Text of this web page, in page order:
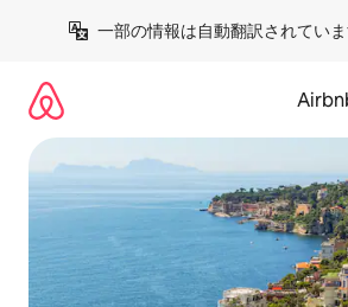
一部の情報は自動翻訳されていま